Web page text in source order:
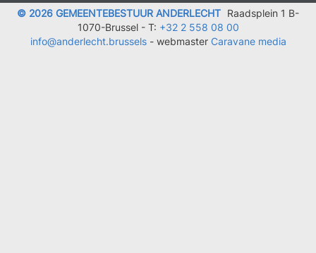
© 2026 GEMEENTEBESTUUR ANDERLECHT Raadsplein 1 B-
1070-Brussel - T: +32 2 558 08 00
info@anderlecht.brussels- webmaster Caravane media